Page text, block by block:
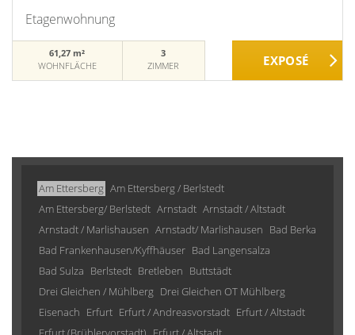
Etagenwohnung
61,27 m²
WOHNFLÄCHE
3
ZIMMER
Am Ettersberg Am Ettersberg / Berlstedt
Am Ettersberg/ Berlstedt Arnstadt Arnstadt / Altstadt
Arnstadt / Marlishausen Arnstadt/ Marlishausen Bad Berka
Bad Frankenhausen/Kyffhäuser Bad Langensalza
Bad Sulza Berlstedt Bretleben Buttstädt
Drei Gleichen / Mühlberg Drei Gleichen OT Mühlberg
Eisenach Erfurt Erfurt / Andreasvorstadt Erfurt / Altstadt